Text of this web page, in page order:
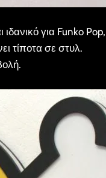
για Funko
τίποτα σε στυλ.